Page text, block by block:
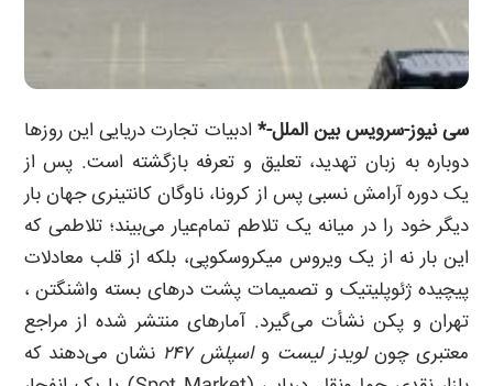
سی نیوز-سرویس بین الملل-* ادبیات تجارت دریایی این روزها
دوباره به زبان تهدید، تعلیق و تعرفه بازگشته است. پس از
یک دوره آرامش نسبی پس از کرونا، ناوگان کانتینری جهان بار
دیگر خود را در میانه یک تلاطم تمام‌عیار می‌بیند؛ تلاطمی که
این بار نه از یک ویروس میکروسکوپی، بلکه از قلب معادلات
پیچیده ژئوپلیتیک و تصمیمات پشت درهای بسته واشنگتن ،
تهران و پکن نشأت می‌گیرد. آمارهای منتشر شده از مراجع
معتبری چونلویدز لیست واسپلش ۲۴۷
نشان می‌دهند که